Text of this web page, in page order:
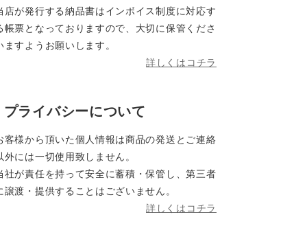
店が発行する納品書はインボイス制度に対応す
帳票となっておりますので、大切に保管くださ
ますようお願いします。
詳しくはコチラ
プライバシーについて
客様から頂いた個人情報は商品の発送とご連絡
外には一切使用致しません。
社が責任を持って安全に蓄積・保管し、第三者
譲渡・提供することはございません。
詳しくはコチラ